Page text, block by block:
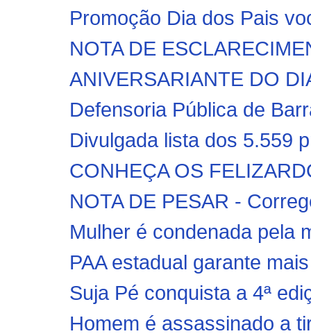
Promoção Dia dos Pais
NOTA DE
ANIVERSARIANTE DO
Defensoria Pública de
Divulgada lista dos 5.559
CONHEÇA OS
NOTA DE PESAR -
Mulher é condenada pela
PAA estadual garante
Suja Pé conquista a 4ª
Homem é assassinado a